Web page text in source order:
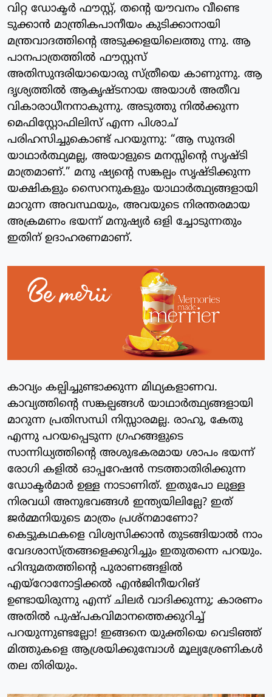
വിറ്റ ഡോക്ടർ ഫൗസ്റ്റ്, തന്റെ യൗവനം വീണ്ടെ
ടുക്കാൻ മാന്ത്രികപാനീയം കുടിക്കാനായി
മന്ത്രവാദത്തിന്റെ അടുക്കളയിലെത്തു ന്നു. ആ
പാനപാത്രത്തിൽ ഫൗസ്റ്റസ്
അതിസുന്ദരിയായൊരു സ്ത്രീയെ കാണുന്നു. ആ
ദൃശ്യത്തിൽ ആകൃഷ്ടനായ അയാൾ അതീവ
വികാരാധീനനാകുന്നു. അടുത്തു നിൽക്കുന്ന
മെഫിസ്റ്റോഫിലിസ് എന്ന പിശാച്
പരിഹസിച്ചുകൊണ്ട് പറയുന്നു: “ആ സുന്ദരി
യാഥാർത്ഥ്യമല്ല, അയാളുടെ മനസ്സിന്റെ സൃഷ്ടി
മാത്രമാണ്.” മനു ഷ്യന്റെ സങ്കല്പം സൃഷ്ടിക്കുന്ന
യക്ഷികളും സൈറനുകളും യാഥാർത്ഥ്യങ്ങളായി
മാറുന്ന അവസ്ഥയും, അവയുടെ നിരന്തരമായ
അക്രമണം ഭയന്ന് മനുഷ്യർ ഒളി ച്ചോടുന്നതും
ഇതിന് ഉദാഹരണമാണ്.
കാവ്യം കല്പിച്ചുണ്ടാക്കുന്ന മിഥ്യകളാണവ.
കാവ്യത്തിന്റെ സങ്കല്പങ്ങൾ യാഥാർത്ഥ്യങ്ങളായി
മാറുന്ന പ്രതിസന്ധി നിസ്സാരമല്ല. രാഹു, കേതു
എന്നു പറയപ്പെടുന്ന ഗ്രഹങ്ങളുടെ
സാന്നിധ്യത്തിന്റെ അശുഭകരമായ ശാപം ഭയന്ന്
രോഗി കളിൽ ഓപ്പറേഷൻ നടത്താതിരിക്കുന്ന
ഡോക്ടർമാർ ഉള്ള നാടാണിത്. ഇതുപോ ലുള്ള
നിരവധി അനുഭവങ്ങൾ ഇന്ത്യയിലില്ലേ? ഇത്
ജർമ്മനിയുടെ മാത്രം പ്രശ്നമാണോ?
കെട്ടുകഥകളെ വിശ്വസിക്കാൻ തുടങ്ങിയാൽ നാം
വേദശാസ്ത്രങ്ങളെക്കുറിച്ചും ഇതുതന്നെ പറയും.
ഹിന്ദുമതത്തിന്റെ പുരാണങ്ങളിൽ
എയ്റോനോട്ടിക്കൽ എൻജിനീയറിങ്
ഉണ്ടായിരുന്നു എന്ന് ചിലർ വാദിക്കുന്നു; കാരണം
അതിൽ പുഷ്പകവിമാനത്തെക്കുറിച്ച്
പറയുന്നുണ്ടല്ലോ! ഇങ്ങനെ യുക്തിയെ വെടിഞ്ഞ്
മിത്തുകളെ ആശ്രയിക്കുമ്പോൾ മൂല്യശ്രേണികൾ
തല തിരിയും.